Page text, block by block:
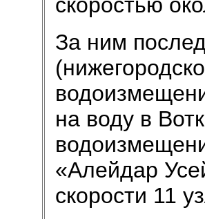
За ним
на воду в
«Алейдар
скорости 11